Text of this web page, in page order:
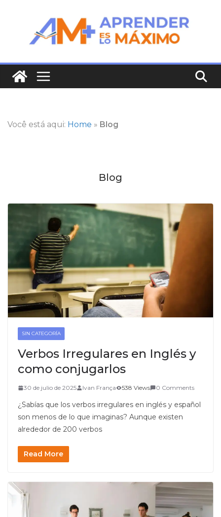
contenido
Você está aqui: Home » Blog
Blog
SIN CATEGORÍA
Verbos Irregulares en Inglés y
como conjugarlos
30 de julio de 2025 Ivan França 538 Views 0 Comments
¿Sabías que los verbos irregulares en inglés y español
son menos de lo que imaginas? Aunque existen
alrededor de 200 verbos
Read More